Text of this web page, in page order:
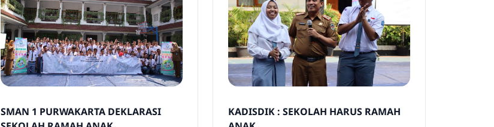
SMAN 1 PURWAKARTA DEKLARASI
KADISDIK : SEKOLAH HARUS RAMAH